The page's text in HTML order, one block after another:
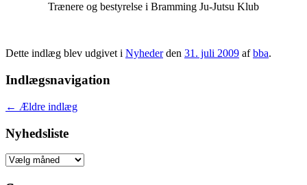
Trænere og bestyrelse i Bramming Ju-Jutsu Klub
Dette indlæg blev udgivet i Nyhederden 31. juli 2009 afbba.
Indlægsnavigation
← Ældre indlæg
Nyhedsliste
Nyhedsliste